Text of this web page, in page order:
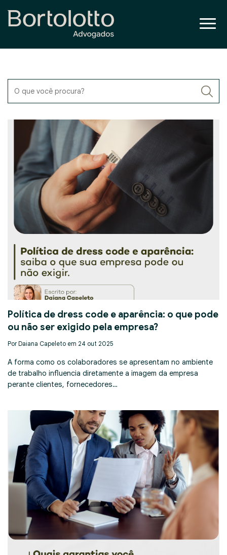
Política de dress code e aparência: o que pode
ou não ser exigido pela empresa?
Por Daiana Capeleto em 24 out 2025
A forma como os colaboradores se apresentam no ambiente
de trabalho influencia diretamente a imagem da empresa
perante clientes, fornecedores…